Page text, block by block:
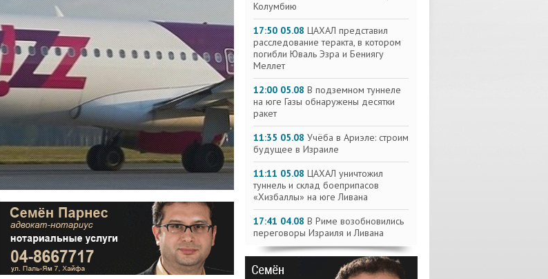
Колумбию
17:50 05.08 ЦАХАЛ представил
расследование теракта, в котором
погибли Юваль Эзра и Бениягу
Меллет
12:00 05.08 В подземном туннеле
на юге Газы обнаружены десятки
ракет
11:35 05.08 Учёба в Ариэле: строим
будущее в Израиле
11:11 05.08 ЦАХАЛ уничтожил
туннель и склад боеприпасов
«Хизбаллы» на юге Ливана
17:41 04.08 В Риме возобновились
переговоры Израиля и Ливана